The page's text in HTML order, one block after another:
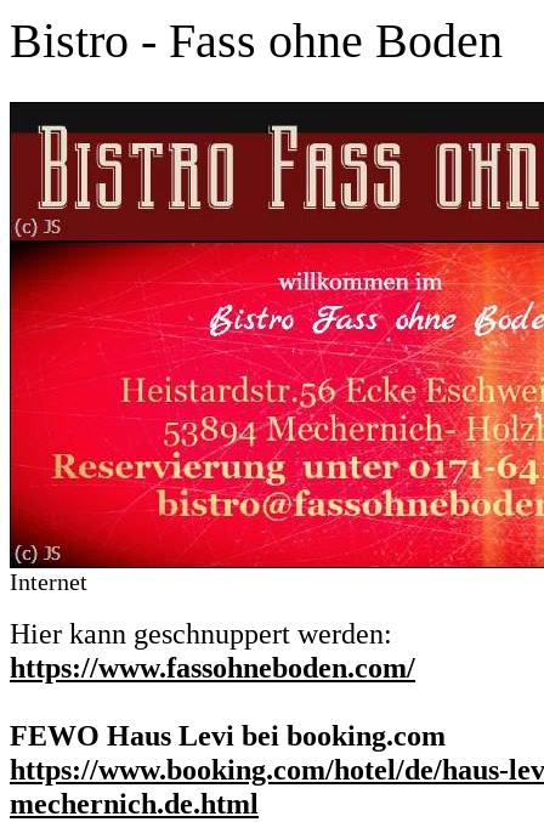
Bistro - Fass ohne Boden
Internet
Hier kann geschnuppert werden:
https://www.fassohneboden.com/
FEWO Haus Levi bei booking.com
https://www.booking.com/hotel/de/haus-
mechernich.de.html